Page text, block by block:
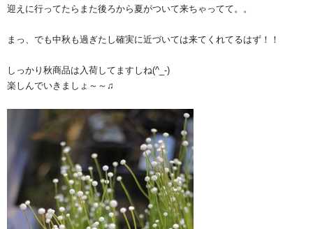
迎えに行ってたらまた後ろから夏がついて来ちゃってて。。
まっ、でも中秋も過ぎたし確実に近づいては来てくれてるはず！！
しっかり秋商品は入荷してますしね(^_-)
楽しんでいきましょ～～♫